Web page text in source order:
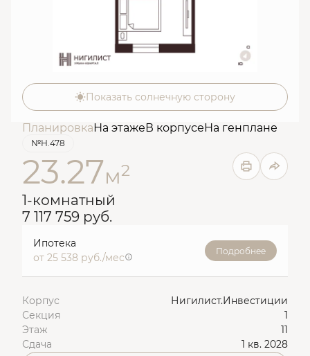
Показать солнечную сторону
ПланировкаНа этажеВ корпусеНа генплане
№Н.478
23.27м2
1-комнатный
7 117 759 руб.
Ипотека
от 25 538 руб./мес
Подробнее
Корпус
Нигилист.Инвестиции
Секция
1
Этаж
11
Сдача
1 кв. 2028